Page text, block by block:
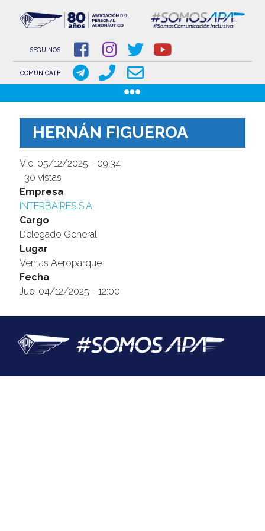
contenido
principal
SEGUINOS
COMUNICATE
HERNÁN FIGUEROA
Vie, 05/12/2025 - 09:34
30 vistas
Image
Empresa
INTERBAIRES S.A.
Cargo
Delegado General
Lugar
Ventas Aeroparque
Fecha
Jue, 04/12/2025 - 12:00
NOVEDADES
NOTICIAS
COMUNICACIONES
COMUNICACIONES DE LOS GREMIOS AERONÁUTICOS
DOCUMENTOS
INSTITUCIONAL
SOBRE APA
COMISIÓN DIRECTIVA
www.aeronauticosapa.org.ar
Apa Aeronauticos
t.me/canal_APA
@apaeronauticos
info@apaeronauticos.org.ar
OTRAS SECCIONES